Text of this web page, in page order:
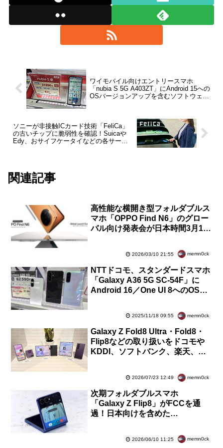
ワイモバイル向けエントリースマホ
「nubia S 5G A403ZT」にAndroid 15への
OSバージョンアップを含むソフトウェア
ソニーが非接触ICカード技術「FeliCa」
の古いチップに脆弱性を確認！Suicaや
Edy、おサイフケータイなどの各サービ
関連記事
高性能な横開き型フォルダブルス
マホ「OPPO Find N6」のグロー
バル向け発表会が日本時間3月17
2026/03/10 21:55 memn0ck
NTTドコモ、スタンダードスマホ
「Galaxy A36 5G SC-54F」に
Android 16／One UI 8へのOSバ
2025/11/18 09:55 memn0ck
Galaxy Z Fold8 Ultra・Fold8・
Flip8などの取り扱いをドコモや
KDDI、ソフトバンク、楽天、量
2026/07/23 12:49 memn0ck
次期フォルダブルスマホ
「Galaxy Z Flip8」がFCCを通
過！日本向けを含めた
2026/06/10 11:25 memn0ck